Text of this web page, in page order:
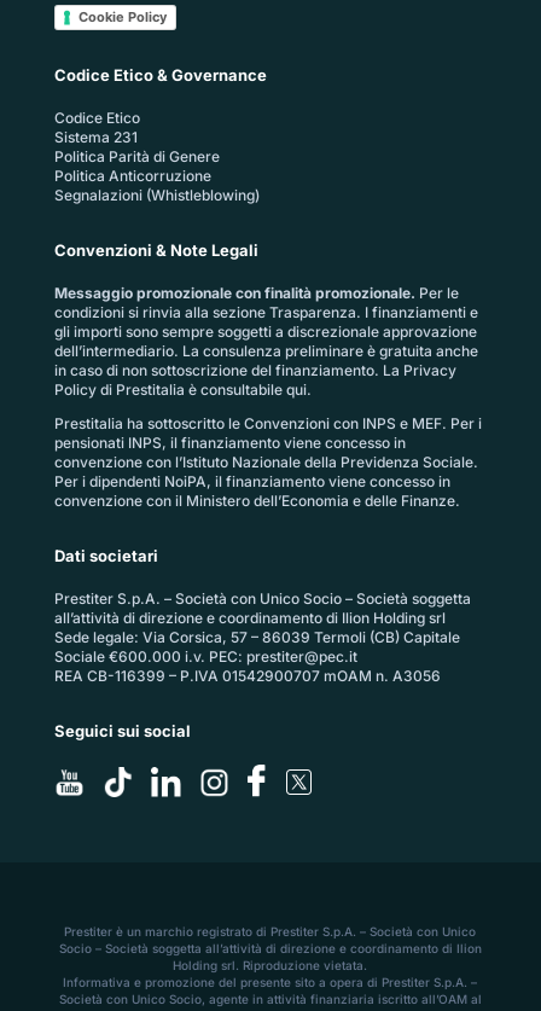
Cookie Policy
Codice Etico & Governance
Codice Etico
Sistema 231
Politica Parità di Genere
Politica Anticorruzione
Segnalazioni (Whistleblowing)
Convenzioni & Note Legali
Messaggio promozionale con finalità promozionale. Per le
condizioni si rinvia alla sezione Trasparenza. I finanziamenti e
gli importi sono sempre soggetti a discrezionale approvazione
dell’intermediario. La consulenza preliminare è gratuita anche
in caso di non sottoscrizione del finanziamento. La Privacy
Policy di Prestitalia è consultabile qui.
Prestitalia ha sottoscritto le Convenzioni con INPS e MEF. Per i
pensionati INPS, il finanziamento viene concesso in
convenzione con l’Istituto Nazionale della Previdenza Sociale.
Per i dipendenti NoiPA, il finanziamento viene concesso in
convenzione con il Ministero dell’Economia e delle Finanze.
Dati societari
Prestiter S.p.A. – Società con Unico Socio – Società soggetta
all’attività di direzione e coordinamento di Ilion Holding srl
Sede legale: Via Corsica, 57 – 86039 Termoli (CB) Capitale
Sociale €600.000 i.v. PEC: prestiter@pec.it
REA CB-116399 – P.IVA 01542900707 mOAM n. A3056
Seguici sui social
Prestiter è un marchio registrato di Prestiter S.p.A. – Società con Unico
Socio – Società soggetta all’attività di direzione e coordinamento di Ilion
Holding srl. Riproduzione vietata.
Informativa e promozione del presente sito a opera di Prestiter S.p.A. –
Società con Unico Socio, agente in attività finanziaria iscritto all’OAM al